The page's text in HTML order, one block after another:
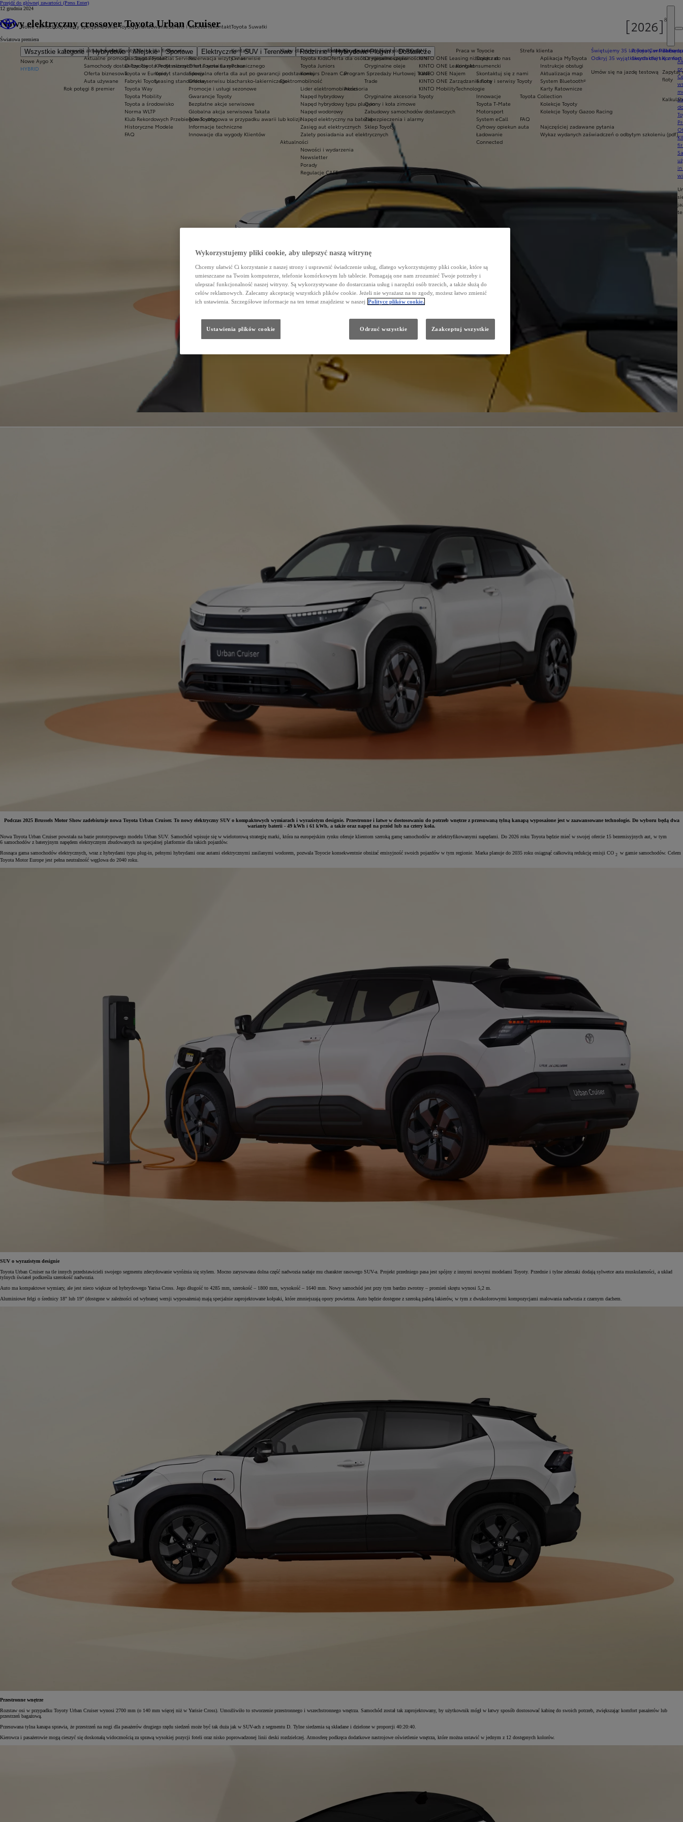
Przejdź do głównej zawartości (Press Enter)
Nowe samochody
Wszystkie kategorie Hybrydowe Miejskie Sportowe Elektryczne SUV i Terenowe Rodzinne Hybrydowe Plug-in
Dostawcze
Nowe Aygo X
HYBRID
Od81 900 zł
Yaris Cross
HYBRID
Oferty specjalne
Sprawdź aktualne oferty
Aktualne promocje
Samochody dostawcze Toyota Professional
Oferta biznesowa
Auta używane
Rok potęgi 8 premier
Ekobonus dla hybryd Toyoty
Oferta dla osób z niepełnosprawnościami
Świętujemy 35 lat Toyoty w Polsce
Odkryj 35 wyjątkowych ofert
Umów się na jazdę testową
Świat Toyoty
Świat Toyoty
Dlaczego Toyota?
O Toyocie
Toyota w Europie
Fabryki Toyoty
Toyota Way
Toyota Mobility
Toyota a środowisko
Norma WLTP
Klub Rekordowych Przebiegów Toyoty
Historyczne Modele
FAQ
Kluby dla dzieci i młodzieży
Toyota Kids
Toyota Juniors
Konkurs Dream Car
Elektromobilność
Lider elektromobilności
Napęd hybrydowy
Napęd hybrydowy typu plug-in
Napęd wodorowy
Napęd elektryczny na baterię
Zasięg aut elektrycznych
Zalety posiadania aut elektrycznych
Aktualności
Nowości i wydarzenia
Newsletter
Porady
Regulacje CAFE
Praca w Toyocie
Dołącz do nas
Kontakt
Skontaktuj się z nami
Salony i serwisy Toyoty
Technologie
Innowacje
Toyota T-Mate
Motorsport
System eCall
Cyfrowy opiekun auta
Ładowanie
Connected
Toyota Central
Skontaktuj się z
Finansowanie
Oferta dla firm
Toyota Financial Services
Kredyt niższych rat Toyota Easy
Kredyt standardowy
Leasing standardowy
KINTO ONE
KINTO ONE Leasing niższych rat
KINTO ONE Leasing konsumencki
KINTO ONE Najem
KINTO ONE Zarządzanie flotą
KINTO Mobility
Komfort
Zapytaj
floty
Serwis i akcesoria
Serwis
Rezerwacja wizyty w serwisie
Oferta serwisu mechanicznego
Specjalna oferta dla aut po gwarancji podstawowej
Oferta serwisu blacharsko-lakierniczego
Promocje i usługi sezonowe
Gwarancje Toyoty
Bezpłatne akcje serwisowe
Globalna akcja serwisowa Takata
Pomoc drogowa w przypadku awarii lub kolizji
Informacje techniczne
Innowacje dla wygody Klientów
Oryginalne części i oleje Toyoty
Oryginalne części
Oryginalne oleje
Program Sprzedaży Hurtowej Trade
Trade
Akcesoria
Oryginalne akcesoria Toyoty
Opony i koła zimowe
Zabudowy samochodów dostawczych
Zabezpieczenia i alarmy
Sklep Toyoty
Strefa klienta
Aplikacja MyToyota
Instrukcje obsługi
Aktualizacja map
System Bluetooth®
Karty Ratownicze
Toyota Collection
Kolekcje Toyoty
Kolekcje Toyoty Gazoo Racing
FAQ
Najczęściej zadawane pytania
Wykaz wydanych zaświadczeń o odbytym szkoleniu (pdf)
KontaktToyota Suwałki
Kontakt
O nas
Praca
12 grudnia 2024
Nowy elektryczny crossover Toyota Urban Cruiser
Światowa premiera
Podczas 2025 Brussels Motor Show zadebiutuje nowa Toyota Urban Cruiser. To nowy elektryczny SUV o kompaktowych wymiarach i wyrazistym designie. Przestronne i łatwe w dostosowaniu do potrzeb wnętrze z przesuwaną tylną kanapą wyposażone jest w zaawansowane technologie. Do wyboru będą dwa
warianty baterii - 49 kWh i 61 kWh, a także oraz napęd na przód lub na cztery koła.
Nowa Toyota Urban Cruiser powstała na bazie prototypowego modelu Urban SUV. Samochód wpisuje się w wielotorową strategię marki, która na europejskim rynku oferuje klientom szeroką gamę samochodów ze zelektryfikowanymi napędami. Do 2026 roku Toyota będzie mieć w swojej ofercie 15 bezemisyjnych aut, w tym
6 samochodów z bateryjnym napędem elektrycznym zbudowanych na specjalnej platformie dla takich pojazdów.
Rosnąca gama samochodów elektrycznych, wraz z hybrydami typu plug-in, pełnymi hybrydami oraz autami elektrycznymi zasilanymi wodorem, pozwala Toyocie konsekwentnie obniżać emisyjność swoich pojazdów w tym regionie. Marka planuje do 2035 roku osiągnąć całkowitą redukcję emisji CO 2 w gamie samochodów. Celem
Toyota Motor Europe jest pełna neutralność węglowa do 2040 roku.
SUV o wyrazistym designie
Toyota Urban Cruiser na tle innych przedstawicieli swojego segmentu zdecydowanie wyróżnia się stylem. Mocno zarysowana dolna część nadwozia nadaje mu charakter rasowego SUV-a. Projekt przedniego pasa jest spójny z innymi nowymi modelami Toyoty. Przednie i tylne zderzaki dodają sylwetce auta muskularności, a układ
tylnych świateł podkreśla szerokość nadwozia.
Auto ma kompaktowe wymiary, ale jest nieco większe od hybrydowego Yarisa Cross. Jego długość to 4285 mm, szerokość – 1800 mm, wysokość – 1640 mm. Nowy samochód jest przy tym bardzo zwrotny – promień skrętu wynosi 5,2 m.
Aluminiowe felgi o średnicy 18" lub 19" (dostępne w zależności od wybranej wersji wyposażenia) mają specjalnie zaprojektowane kołpaki, które zmniejszają opory powietrza. Auto będzie dostępne z szeroką paletą lakierów, w tym z dwukolorowymi kompozycjami malowania nadwozia z czarnym dachem.
Przestronne wnętrze
Rozstaw osi w przypadku Toyoty Urban Cruiser wynosi 2700 mm (o 140 mm więcej niż w Yarisie Cross). Umożliwiło to stworzenie przestronnego i wszechstronnego wnętrza. Samochód został tak zaprojektowany, by użytkownik mógł w łatwy sposób dostosować kabinę do swoich potrzeb, zwiększając komfort pasażerów lub
przestrzeń bagażową.
Przesuwana tylna kanapa sprawia, że przestrzeń na nogi dla pasażerów drugiego rzędu siedzeń może być tak duża jak w SUV-ach z segmentu D. Tylne siedzenia są składane i dzielone w proporcji 40:20:40.
Kierowca i pasażerowie mogą cieszyć się doskonałą widocznością za sprawą wysokiej pozycji foteli oraz nisko poprowadzonej linii deski rozdzielczej. Atmosferę podkręca dodatkowe nastrojowe oświetlenie wnętrza, które można ustawić w jednym z 12 dostępnych kolorów.
Wykorzystujemy pliki cookie, aby ulepszyć naszą witrynę
Chcemy ułatwić Ci korzystanie z naszej strony i usprawnić świadczenie usług, dlatego wykorzystujemy pliki cookie, które są
umieszczane na Twoim komputerze, telefonie komórkowym lub tablecie. Pomagają one nam zrozumieć Twoje potrzeby i
ulepszać funkcjonalność naszej witryny. Są wykorzystywane do dostarczania usług i narzędzi osób trzecich, a także służą do
celów reklamowych. Zalecamy akceptację wszystkich plików cookie. Jeżeli nie wyrażasz na to zgody, możesz łatwo zmienić
ich ustawienia. Szczegółowe informacje na ten temat znajdziesz w naszej Polityce plików cookie.
Ustawienia plików cookie Odrzuć wszystkie Zaakceptuj wszystkie